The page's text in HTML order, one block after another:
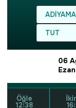
TUT
06
Öğle
12:38